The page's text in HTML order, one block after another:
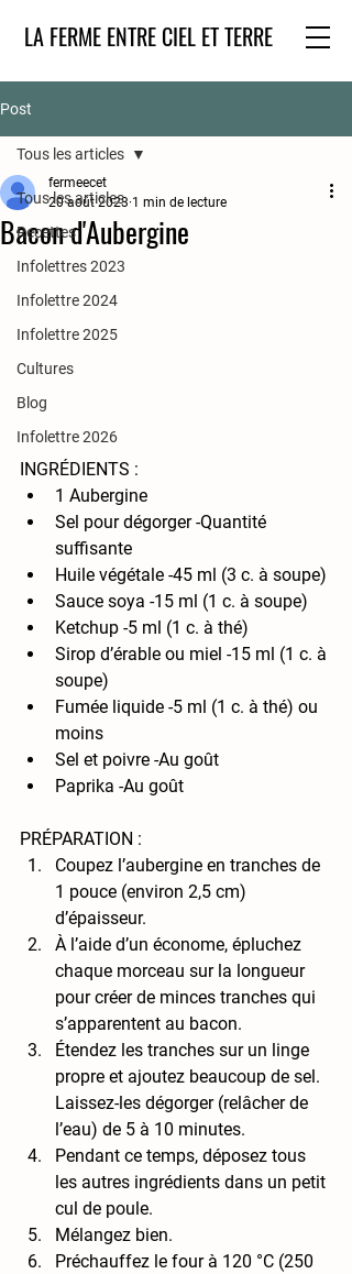
LA FERME ENTRE CIEL ET TERRE
Post
Tous les articles
Recettes
Infolettres 2023
Infolettre 2024
Infolettre 2025
Cultures
Blog
Infolettre 2026
Tous les articles
Bacon d'Aubergine
fermeecet
20 août 2023 1 min de lecture
INGRÉDIENTS :
1 Aubergine
Sel pour dégorger -Quantité
suffisante
Huile végétale -45 ml (3 c. à soupe)
Sauce soya -15 ml (1 c. à soupe)
Ketchup -5 ml (1 c. à thé)
Sirop d’érable ou miel -15 ml (1 c. à
soupe)
Fumée liquide -5 ml (1 c. à thé) ou
moins
Sel et poivre -Au goût
Paprika -Au goût
PRÉPARATION :
Coupez l’aubergine en tranches de
1 pouce (environ 2,5 cm)
d’épaisseur.
À l’aide d’un économe, épluchez
chaque morceau sur la longueur
pour créer de minces tranches qui
s’apparentent au bacon.
Étendez les tranches sur un linge
propre et ajoutez beaucoup de sel.
Laissez-les dégorger (relâcher de
l’eau) de 5 à 10 minutes.
Pendant ce temps, déposez tous
les autres ingrédients dans un petit
cul de poule.
Mélangez bien.
Préchauffez le four à 120 °C (250